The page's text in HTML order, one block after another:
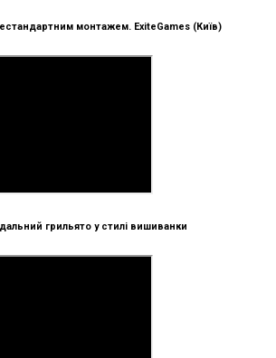
монтажем. ExiteGames (Київ)
грильято у стилі вишиванки